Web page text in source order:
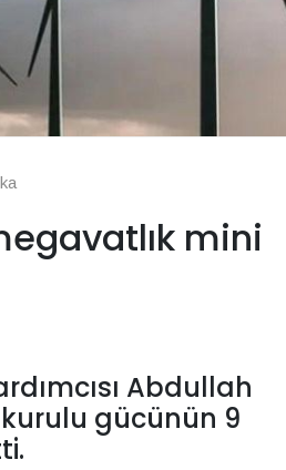
mini
Abdullah
gücünün 9